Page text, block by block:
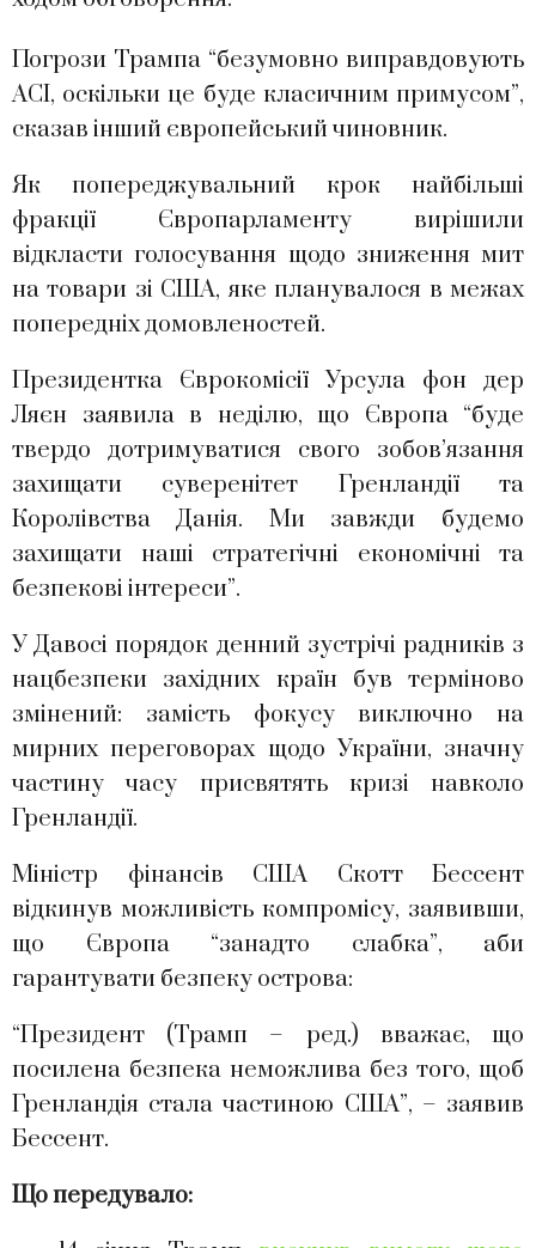
Погрози Трампа “безумовно виправдовують
ACI, оскільки це буде класичним примусом”,
сказав інший європейський чиновник.
Як попереджувальний крок найбільші
фракції Європарламенту вирішили
відкласти голосування щодо зниження мит
на товари зі США, яке планувалося в межах
попередніх домовленостей.
Президентка Єврокомісії Урсула фон дер
Ляєн заявила в неділю, що Європа “буде
твердо дотримуватися свого зобов’язання
захищати суверенітет Гренландії та
Королівства Данія. Ми завжди будемо
захищати наші стратегічні економічні та
безпекові інтереси”.
У Давосі порядок денний зустрічі радників з
нацбезпеки західних країн був терміново
змінений: замість фокусу виключно на
мирних переговорах щодо України, значну
частину часу присвятять кризі навколо
Гренландії.
Міністр фінансів США Скотт Бессент
відкинув можливість компромісу, заявивши,
що Європа “занадто слабка”, аби
гарантувати безпеку острова:
“Президент (Трамп – ред.) вважає, що
посилена безпека неможлива без того, щоб
Гренландія стала частиною США”, – заявив
Бессент.
Що передувало: